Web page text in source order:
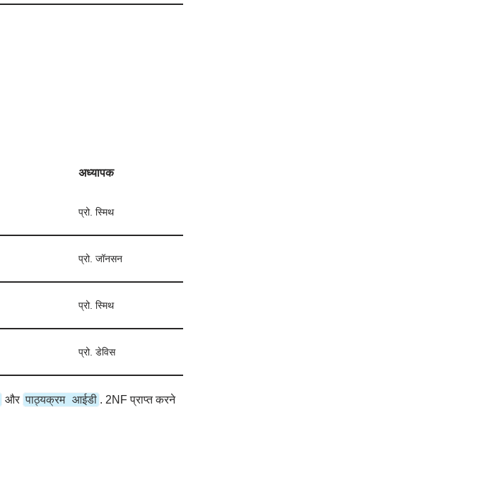
अध्यापक
प्रो. स्मिथ
प्रो. जॉनसन
प्रो. स्मिथ
प्रो. डेविस
और पाठ्यक्रम आईडी . 2NF प्राप्त करने